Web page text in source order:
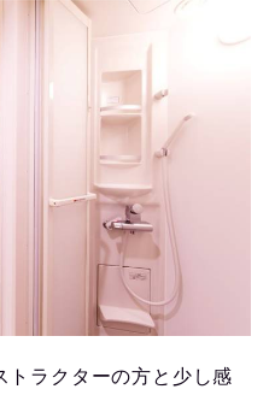
トラクターの方と少し感